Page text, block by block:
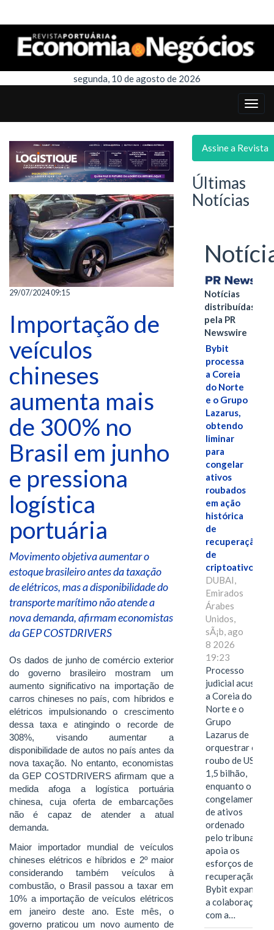
segunda, 10 de agosto de 2026
29/07/2024 09:15
Importação de
veículos
chineses
aumenta mais
de 300% no
Brasil em junho
e pressiona
logística
portuária
Movimento objetiva aumentar o
estoque brasileiro antes da taxação
de elétricos, mas a disponibilidade do
transporte marítimo não atende a
nova demanda, afirmam economistas
da GEP COSTDRIVERS
Os dados de junho de comércio exterior
do governo brasileiro mostram um
aumento significativo na importação de
carros chineses no país, com híbridos e
elétricos impulsionando o crescimento
dessa taxa e atingindo o recorde de
308%, visando aumentar a
disponibilidade de autos no país antes da
nova taxação. No entanto, economistas
da GEP COSTDRIVERS afirmam que a
medida afoga a logística portuária
chinesa, cuja oferta de embarcações
não é capaz de atender a atual
demanda.
Maior importador mundial de veículos
chineses elétricos e híbridos e 2º maior
considerando também veículos à
combustão, o Brasil passou a taxar em
10% a importação de veículos elétricos
em janeiro deste ano. Este mês, o
governo praticou um novo aumento de
Assine a Revista
Últimas
Notícias
Notícias
distribuídas
pela PR
Newswire
Bybit
processa
a Coreia
do Norte
e o Grupo
Lazarus,
obtendo
liminar
para
congelar
ativos
roubados
em ação
histórica
de
recuperação
de
criptoativos
DUBAI,
Emirados
Árabes
Unidos,
sÃ¡b, ago
8 2026
19:23
Processo
judicial acusa
a Coreia do
Norte e o
Grupo
Lazarus de
orquestrar o
roubo de US$
1,5 bilhão,
enquanto o
congelamento
de ativos
ordenado
pelo tribunal
apoia os
esforços de
recuperação e
Bybit expande
a colaboração
com a…